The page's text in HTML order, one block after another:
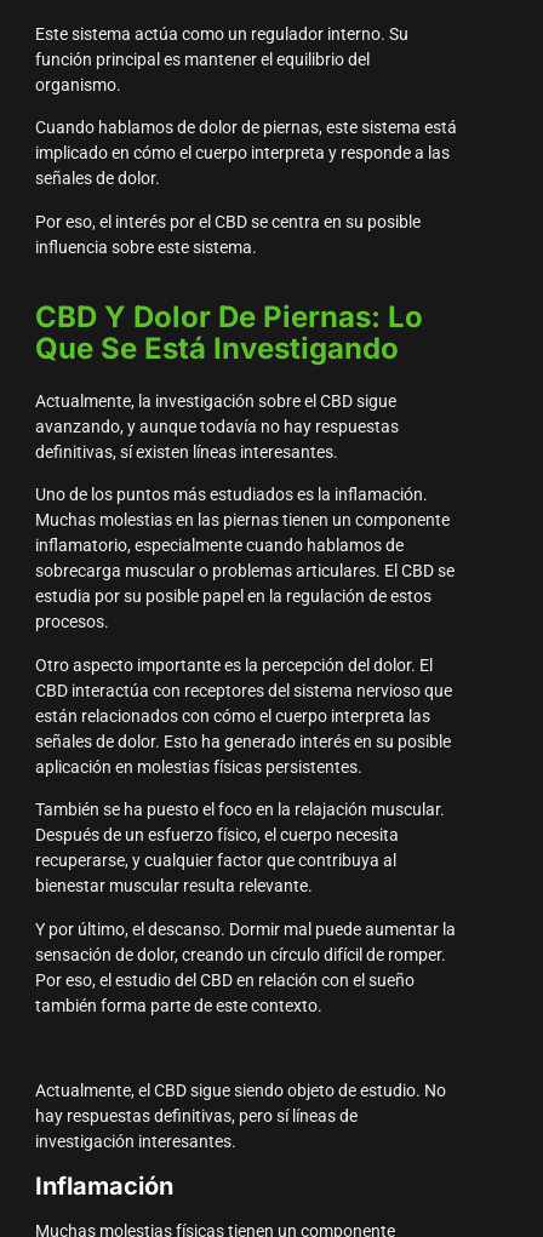
Este sistema actúa como un regulador interno. Su
función principal es mantener el equilibrio del
organismo.
Cuando hablamos de dolor de piernas, este sistema está
implicado en cómo el cuerpo interpreta y responde a las
señales de dolor.
Por eso, el interés por el CBD se centra en su posible
influencia sobre este sistema.
CBD Y Dolor De Piernas: Lo
Que Se Está Investigando
Actualmente, la investigación sobre el CBD sigue
avanzando, y aunque todavía no hay respuestas
definitivas, sí existen líneas interesantes.
Uno de los puntos más estudiados es la inflamación.
Muchas molestias en las piernas tienen un componente
inflamatorio, especialmente cuando hablamos de
sobrecarga muscular o problemas articulares. El CBD se
estudia por su posible papel en la regulación de estos
procesos.
Otro aspecto importante es la percepción del dolor. El
CBD interactúa con receptores del sistema nervioso que
están relacionados con cómo el cuerpo interpreta las
señales de dolor. Esto ha generado interés en su posible
aplicación en molestias físicas persistentes.
También se ha puesto el foco en la relajación muscular.
Después de un esfuerzo físico, el cuerpo necesita
recuperarse, y cualquier factor que contribuya al
bienestar muscular resulta relevante.
Y por último, el descanso. Dormir mal puede aumentar la
sensación de dolor, creando un círculo difícil de romper.
Por eso, el estudio del CBD en relación con el sueño
también forma parte de este contexto.
Actualmente, el CBD sigue siendo objeto de estudio. No
hay respuestas definitivas, pero sí líneas de
investigación interesantes.
Inflamación
Muchas molestias físicas tienen un componente